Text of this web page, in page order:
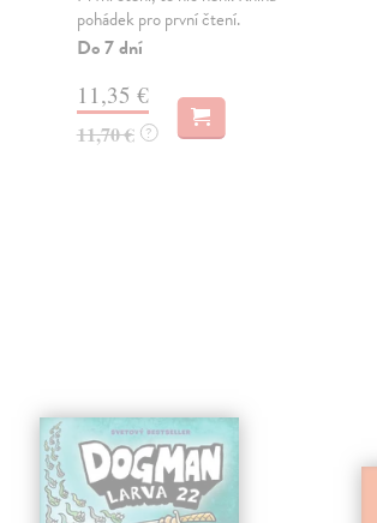
pohádek pro první čtení.
Do 7 dní
11,35 €
11,70 € ?